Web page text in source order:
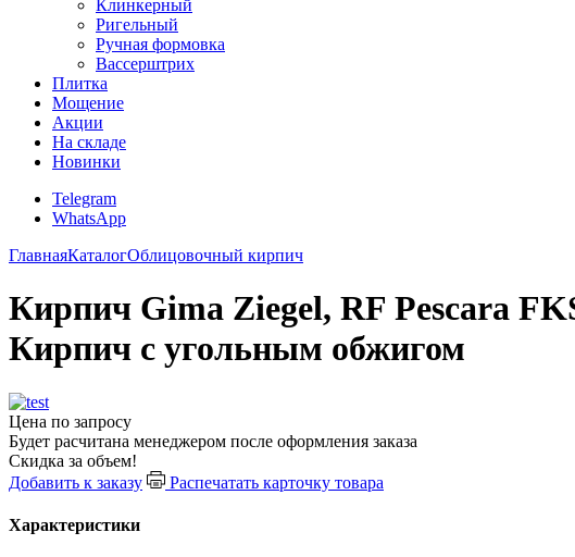
Клинкерный
Ригельный
Ручная формовка
Вассерштрих
Плитка
Мощение
Акции
На складе
Новинки
Telegram
WhatsApp
ГлавнаяКаталогОблицовочный кирпич
Кирпич Gima Ziegel, RF Pescara
Кирпич с угольным обжигом
Цена по запросу
Будет расчитана менеджером после оформления заказа
Скидка за объем!
Добавить к заказу
Распечатать карточку товара
Характеристики